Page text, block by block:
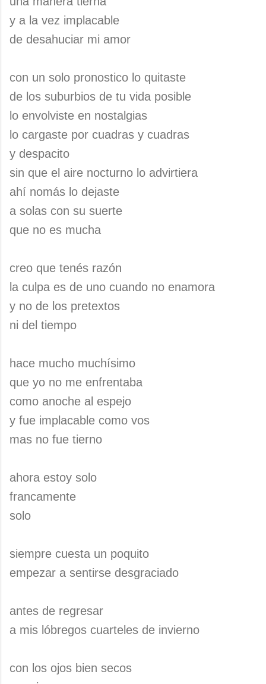
y a la vez implacable
de desahuciar mi amor
con un solo pronostico lo quitaste
de los suburbios de tu vida posible
lo envolviste en nostalgias
lo cargaste por cuadras y cuadras
y despacito
sin que el aire nocturno lo advirtiera
ahí nomás lo dejaste
a solas con su suerte
que no es mucha
creo que tenés razón
la culpa es de uno cuando no enamora
y no de los pretextos
ni del tiempo
hace mucho muchísimo
que yo no me enfrentaba
como anoche al espejo
y fue implacable como vos
mas no fue tierno
ahora estoy solo
francamente
solo
siempre cuesta un poquito
empezar a sentirse desgraciado
antes de regresar
a mis lóbregos cuarteles de invierno
con los ojos bien secos